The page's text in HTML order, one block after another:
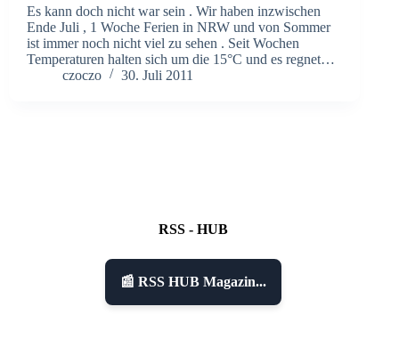
Es kann doch nicht war sein . Wir haben inzwischen
Ende Juli , 1 Woche Ferien in NRW und von Sommer
ist immer noch nicht viel zu sehen . Seit Wochen
Temperaturen halten sich um die 15°C und es regnet…
czoczo
30. Juli 2011
RSS - HUB
📰 RSS HUB Magazin...